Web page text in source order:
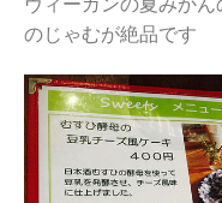
ヴィーガンの夏みか
のじゃむが絶品です